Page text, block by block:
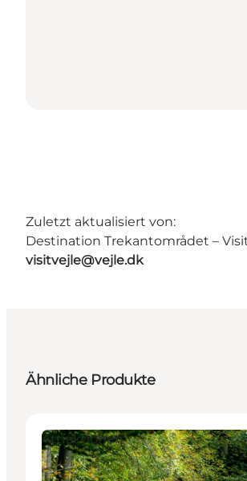
Zuletzt aktualisiert von:
Destination Trekantområdet –
visitvejle@vejle.dk
Ähnliche Produkte
Attraktionen